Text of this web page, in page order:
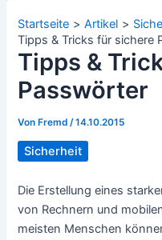
Startseite Artikel
Tipps & Tricks für sichere
Tipps &
Passwörter
VonFremd /14.10.2015
Sicherheit
Die Erstellung eines
von Rechnern und
meisten Menschen